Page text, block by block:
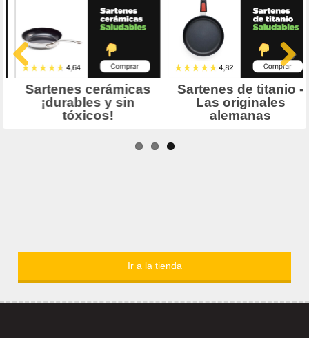
Ir a la tienda